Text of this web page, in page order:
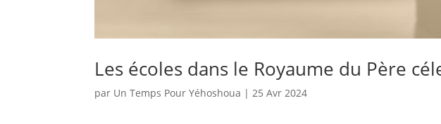
Les écoles dans le Royaume du Père
par Un Temps Pour Yéhoshoua | 25 Avr 2024